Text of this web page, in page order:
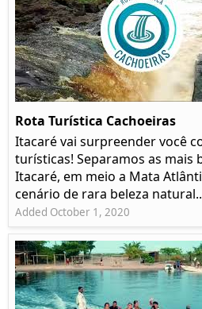
Rota Turística Cachoeiras
Itacaré vai surpreender você
turísticas! Separamos as mais
Itacaré, em meio a Mata
cenário de rara beleza
Added October 1, 2020